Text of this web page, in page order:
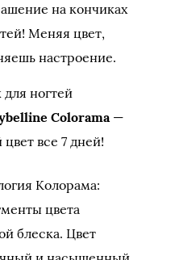
на кончиках
Меняя цвет,
настроение.
для ногтей
Colorama—
все 7 дней!
Колорама:
цвета
блеска. Цвет